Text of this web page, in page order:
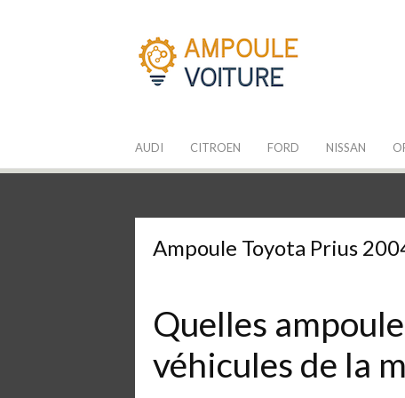
AUDI CITROEN FORD NISSAN
Ampoule Toyota Prius
Quelles
véhicules de la